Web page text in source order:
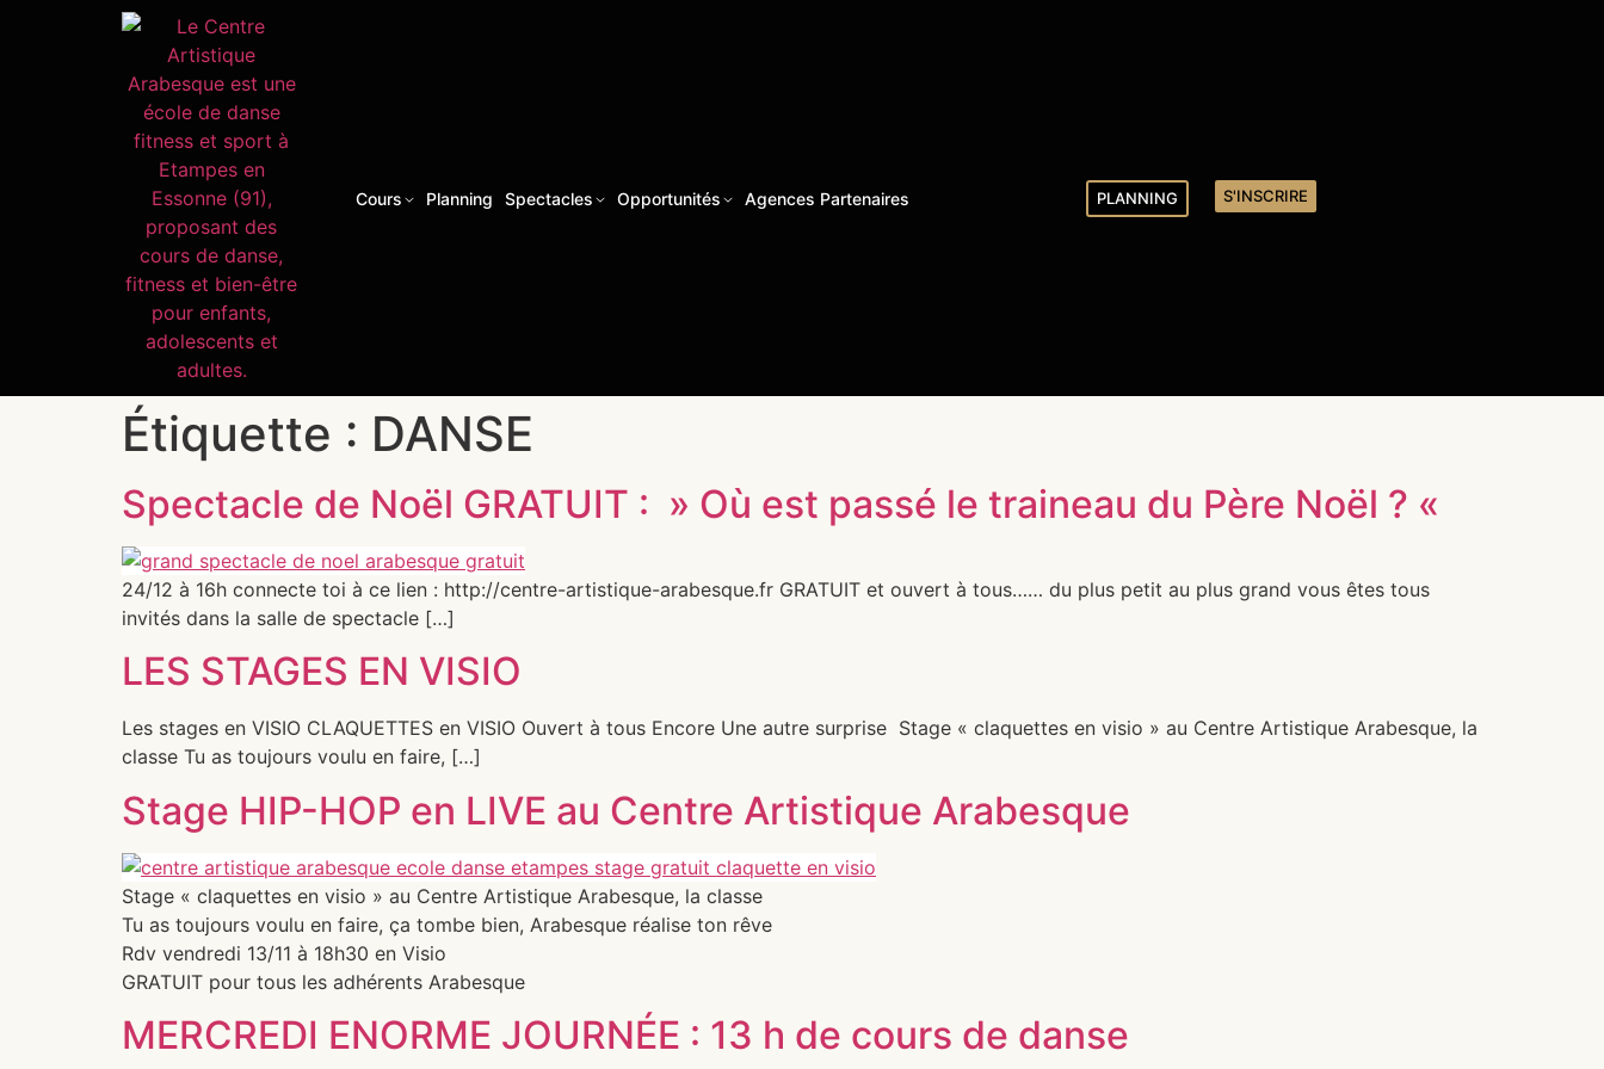
Cours Planning Spectacles Opportunités Agences Partenaires PLANNING S'INSCRIRE
Étiquette : DANSE
Spectacle de Noël GRATUIT : » Où est passé le traineau du Père Noël ? «
24/12 à 16h connecte toi à ce lien : http://centre-artistique-arabesque.fr GRATUIT et ouvert à tous…… du plus petit au plus grand vous êtes tous
invités dans la salle de spectacle […]
LES STAGES EN VISIO
Les stages en VISIO CLAQUETTES en VISIO Ouvert à tous Encore Une autre surprise Stage « claquettes en visio » au Centre Artistique Arabesque, la
classe Tu as toujours voulu en faire, […]
Stage HIP-HOP en LIVE au Centre Artistique Arabesque
Stage « claquettes en visio » au Centre Artistique Arabesque, la classe
Tu as toujours voulu en faire, ça tombe bien, Arabesque réalise ton rêve
Rdv vendredi 13/11 à 18h30 en Visio
GRATUIT pour tous les adhérents Arabesque
MERCREDI ENORME JOURNÉE : 13 h de cours de danse